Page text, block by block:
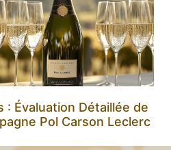
: Évaluation Détaillée de
Pol Carson Leclerc